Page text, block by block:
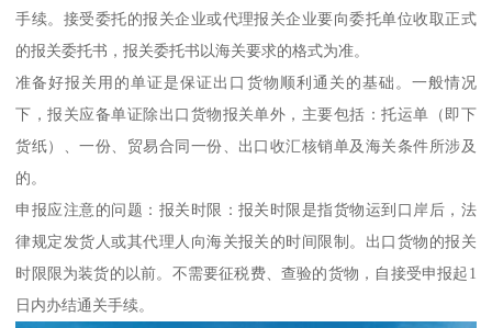
手续。接受委托的报关企业或代理报关企业要向委托单位收取正式
的报关委托书，报关委托书以海关要求的格式为准。
准备好报关用的单证是保证出口货物顺利通关的基础。一般情况
下，报关应备单证除出口货物报关单外，主要包括：托运单（即下
货纸）、一份、贸易合同一份、出口收汇核销单及海关条件所涉及
的。
申报应注意的问题：报关时限：报关时限是指货物运到口岸后，法
律规定发货人或其代理人向海关报关的时间限制。出口货物的报关
时限限为装货的以前。不需要征税费、查验的货物，自接受申报起1
日内办结通关手续。